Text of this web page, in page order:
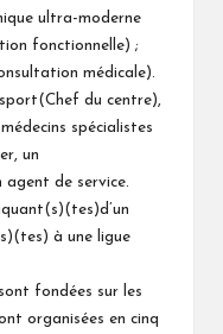
ultra-moderne
fonctionnelle) ;
médicale).
du centre),
spécialistes
un
agent de service.
à une ligue
fondées sur les
organisées en cinq